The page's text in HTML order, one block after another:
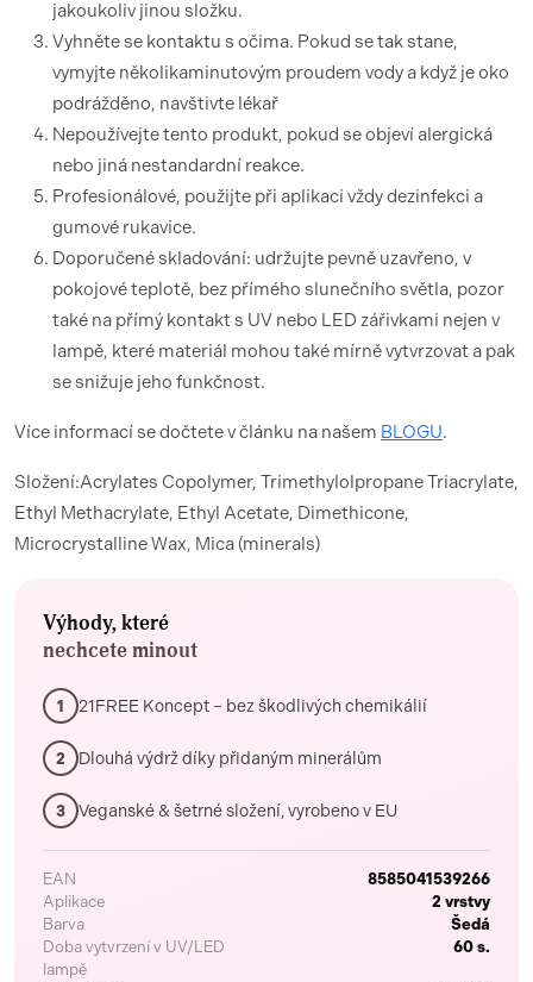
jakoukoliv jinou složku.
Vyhněte se kontaktu s očima. Pokud se tak stane,
vymyjte několikaminutovým proudem vody a když je oko
podrážděno, navštivte lékař
Nepoužívejte tento produkt, pokud se objeví alergická
nebo jiná nestandardní reakce.
Profesionálové, použijte při aplikaci vždy dezinfekci a
gumové rukavice.
Doporučené skladování: udržujte pevně uzavřeno, v
pokojové teplotě, bez přímého slunečního světla, pozor
také na přímý kontakt s UV nebo LED zářivkami nejen v
lampě, které materiál mohou také mírně vytvrzovat a pak
se snižuje jeho funkčnost.
Více informací se dočtete v článku na našem BLOGU.
Složení:Acrylates Copolymer, Trimethylolpropane Triacrylate,
Ethyl Methacrylate, Ethyl Acetate, Dimethicone,
Microcrystalline Wax, Mica (minerals)
Výhody, které
nechcete minout
1 21FREE Koncept – bez škodlivých chemikálií
2 Dlouhá výdrž díky přidaným minerálům
3 Veganské & šetrné složení, vyrobeno v EU
EAN
8585041539266
Aplikace
2 vrstvy
Barva
Šedá
Doba vytvrzení v UV/LED
lampě
60 s.